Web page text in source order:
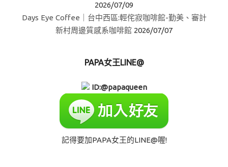
2026/07/09
Days Eye Coffee｜台中西區:輕侘寂咖啡館-勤美、審計
新村周邊質感系咖啡館 2026/07/07
PAPA女王LINE@
ID:@papaqueen
記得要加PAPA女王的LINE@喔!